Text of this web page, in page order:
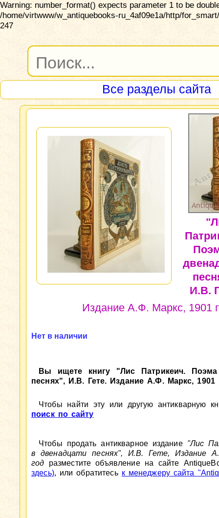
Warning: number_format() expects parameter 1 to be
/home/virtwww/w_antiquebooks-ru_4af09e1a/http/
247
Все разделы сайта
И.В.
Издание А.Ф. Маркс, 1901
Нет в наличии
Вы ищете книгу "Лис Патрикеич.
песнях", И.В. Гете. Издание А.Ф. Маркс, 1901
Чтобы найти эту или другую антикварную
поиск по сайту
Чтобы продать антикварное издание "Лис
в двенадцати песнях", И.В. Гете, Издание
год разместите объявление на сайте
здесь), или обратитесь к менеджеру сайта